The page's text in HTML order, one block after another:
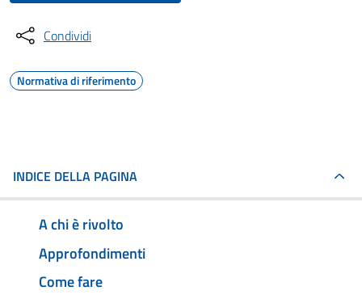
Condividi
Normativa di riferimento
INDICE DELLA PAGINA
A chi è rivolto
Approfondimenti
Come fare